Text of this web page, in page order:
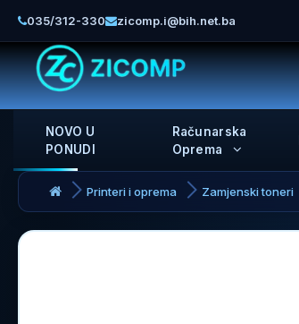
035/312-330 zicomp.i@bih.net.ba
NOVO U
PONUDI
Računarska
Oprema
Printeri i oprema Zamjenski toneri